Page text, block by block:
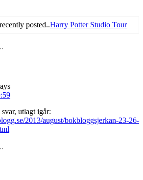
posted..Harry Potter Studio Tour
utlagt igår:
2013/august/bokbloggsjerkan-23-26-